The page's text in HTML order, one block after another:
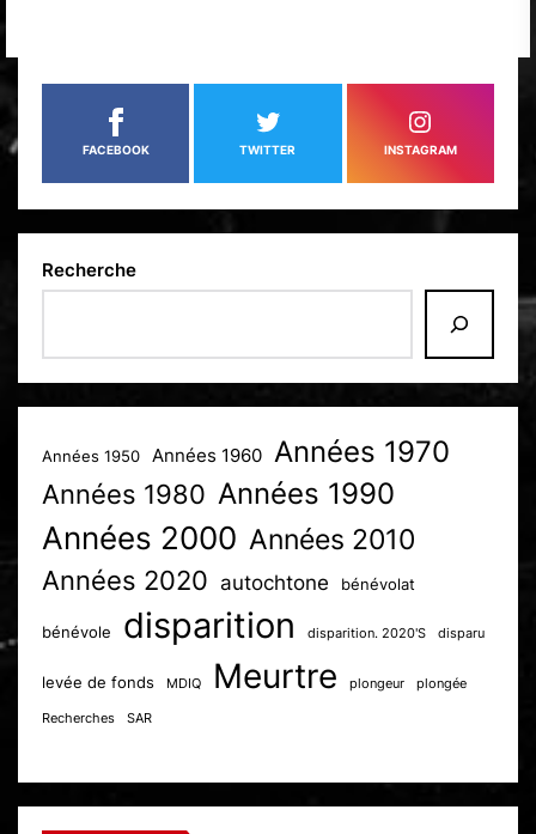
FACEBOOK TWITTER INSTAGRAM
Recherche
Années 1950 Années 1960 Années 1970
Années 1980 Années 1990
Années 2000 Années 2010
Années 2020 autochtone bénévolat
bénévole disparition disparition. 2020'S disparu
levée de fonds MDIQ Meurtre plongeur plongée
Recherches SAR